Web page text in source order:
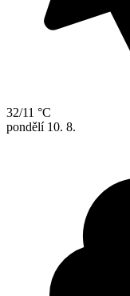
32/11 °C
pondělí 10. 8.